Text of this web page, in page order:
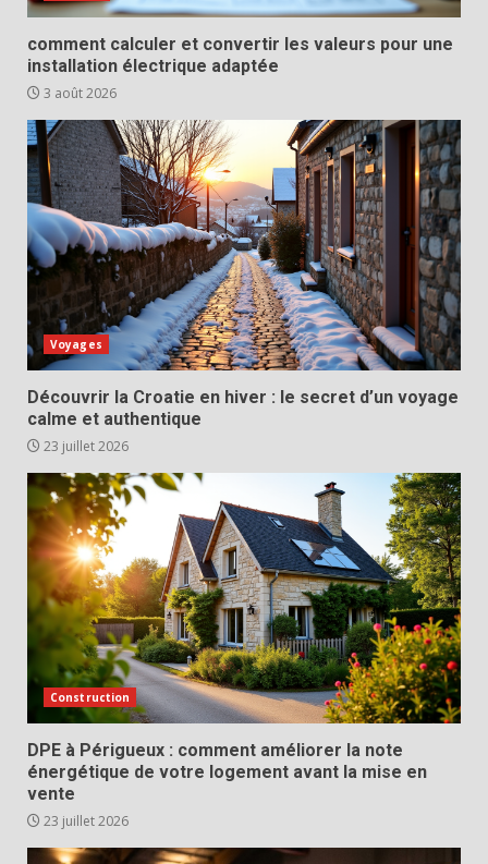
comment calculer et convertir les valeurs pour une
installation électrique adaptée
3 août 2026
Voyages
Découvrir la Croatie en hiver : le secret d’un voyage
calme et authentique
23 juillet 2026
Construction
DPE à Périgueux : comment améliorer la note
énergétique de votre logement avant la mise en
vente
23 juillet 2026